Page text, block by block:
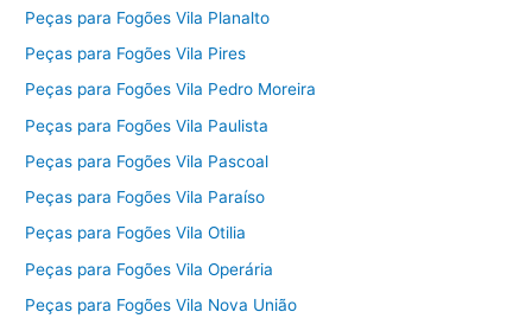
Peças para Fogões Vila Planalto
Peças para Fogões Vila Pires
Peças para Fogões Vila Pedro Moreira
Peças para Fogões Vila Paulista
Peças para Fogões Vila Pascoal
Peças para Fogões Vila Paraíso
Peças para Fogões Vila Otilia
Peças para Fogões Vila Operária
Peças para Fogões Vila Nova União